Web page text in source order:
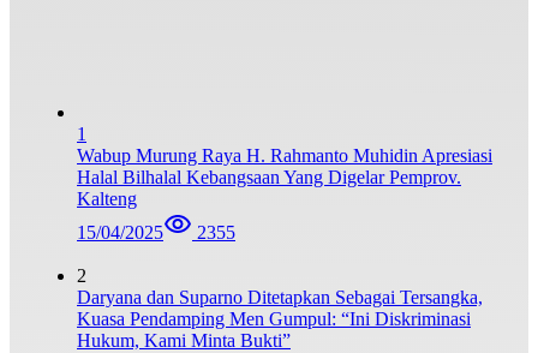
1
Wabup Murung Raya H. Rahmanto Muhidin Apresiasi
Halal Bilhalal Kebangsaan Yang Digelar Pemprov.
Kalteng
15/04/2025
2355
2
Daryana dan Suparno Ditetapkan Sebagai Tersangka,
Kuasa Pendamping Men Gumpul: “Ini Diskriminasi
Hukum, Kami Minta Bukti”